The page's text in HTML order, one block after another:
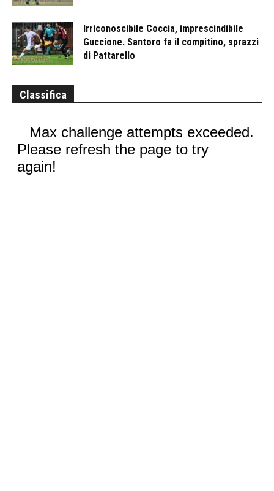
Irriconoscibile Coccia, imprescindibile
Guccione. Santoro fa il compitino, sprazzi
di Pattarello
Classifica